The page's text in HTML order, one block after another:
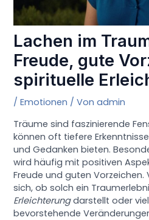
Lachen im
Freude, gute
spirituelle
/Emotionen / Vonadmin
Träume sind faszinierende
können oft tiefere
und Gedanken bieten.
wird häufig mit positiven
Freude und guten Vorzeichen.
sich, ob solch ein
Erleichterungdarstellt oder
bevorstehende